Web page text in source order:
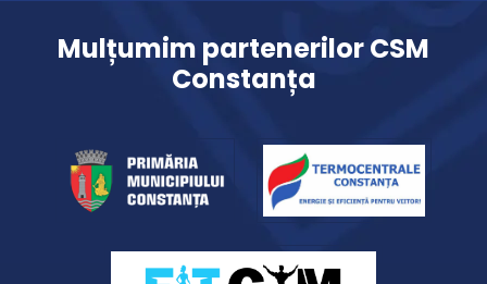
Mulțumim partenerilor CSM
Constanța